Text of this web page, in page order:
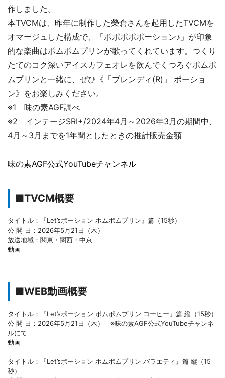
作しました。
本TVCMは、昨年に制作した榮倉さんを起用したTVCMを
オマージュした構成で、「ポポポポポーション♪」が印象
的な楽曲はポムポムプリンが歌ってくれています。つくり
たてのコク深いアイスカフェオレを飲んでくつろぐポムポ
ムプリンと一緒に、ぜひ《「ブレンディ(R)」 ポーショ
ン》をお楽しみください。
※1 味の素AGF調べ
※2 インテージSRI+/2024年4月～2026年3月の期間中、
4月～3月までを1年間としたときの推計販売金額
味の素AGF公式YouTubeチャンネル
■TVCM概要
タイトル：『Let’sポーション ポムポムプリン』篇（15秒）
公 開 日：2026年5月21日（木）
放送地域：関東・関西・中京
動画
■WEB動画概要
タイトル：『Let’sポーション ポムポムプリン コーヒー』篇 縦（15秒）
公 開 日：2026年5月21日（木） ※味の素AGF公式YouTubeチャンネ
ルにて
動画
タイトル：『Let’sポーション ポムポムプリン バラエティ』篇 縦（15
秒）